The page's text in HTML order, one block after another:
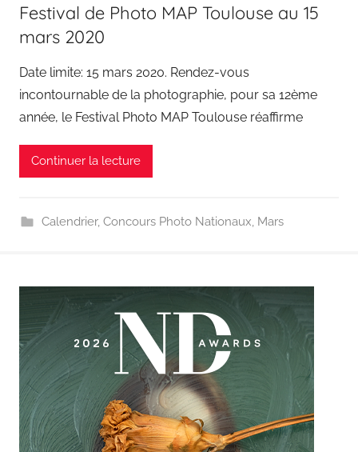
Festival de Photo MAP Toulouse au 15
mars 2020
Date limite: 15 mars 2020. Rendez-vous
incontournable de la photographie, pour sa 12ème
année, le Festival Photo MAP Toulouse réaffirme
Continuer la lecture
Calendrier, Concours Photo Nationaux Mars